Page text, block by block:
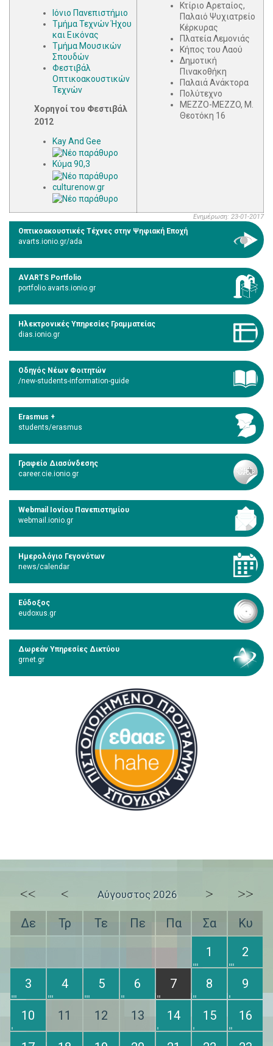
Ιόνιο Πανεπιστήμιο
Τμήμα Τεχνών Ήχου
και Εικόνας
Τμήμα Μουσικών
Σπουδών
Φεστιβάλ
Οπτικοακουστικών
Τεχνών
Χορηγοί του Φεστιβάλ
2012
Kay And Gee
Κύμα 90,3
culturenow.gr
Κτίριο Αρεταίος,
Παλαιό Ψυχιατρείο
Κέρκυρας
Πλατεία Λεμονιάς
Κήπος του Λαού
Δημοτική
Πινακοθήκη
Παλαιά Ανάκτορα
Πολύτεχνο
MEZZO-MEZZO, Μ.
Θεοτόκη 16
Ενημέρωση: 23-01-2017
Οπτικοακουστικές Τέχνες στην Ψηφιακή Εποχή
avarts.ionio.gr/ada
AVARTS Portfolio
portfolio.avarts.ionio.gr
Ηλεκτρονικές Υπηρεσίες Γραμματείας
dias.ionio.gr
Οδηγός Νέων Φοιτητών
/new-students-information-guide
Erasmus +
students/erasmus
Γραφείο Διασύνδεσης
career.cie.ionio.gr
Webmail Ιονίου Πανεπιστημίου
webmail.ionio.gr
Ημερολόγιο Γεγονότων
news/calendar
Εύδοξος
eudoxus.gr
Δωρεάν Υπηρεσίες Δικτύου
grnet.gr
<< < Αύγουστος 2026 > >>
Δε Τρ Τε Πε Πα Σα
Κυ
1
2
3 4 5 6 7 8 9
10 11 12 13 14 15 16